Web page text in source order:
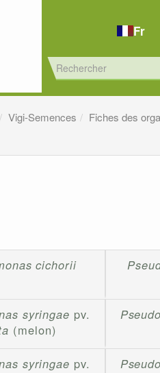
Fr
Vigi-Semences Fiches des
cichorii
syringae pv.
(melon)
syringae pv.